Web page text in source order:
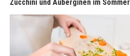
Zucchini und Auberginen im Sommer